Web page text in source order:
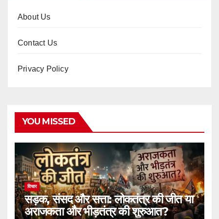
About Us
Contact Us
Privacy Policy
YOU MISSED
विचार
सड़क, संसद और सत्ता: लोकतंत्र की जीत या
अराजकता और भीड़तंत्र की शुरुआत?